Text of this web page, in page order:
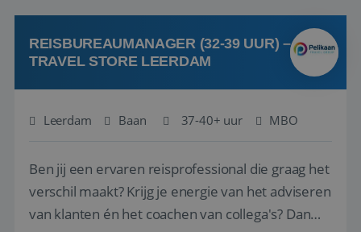
REISBUREAUMANAGER (32-39 UUR) –
TRAVEL STORE LEERDAM
Leerdam Baan 37-40+ uur MBO
Ben jij een ervaren reisprofessional die graag het
verschil maakt? Krijg je energie van het adviseren
van klanten én het coachen van collega's? Dan